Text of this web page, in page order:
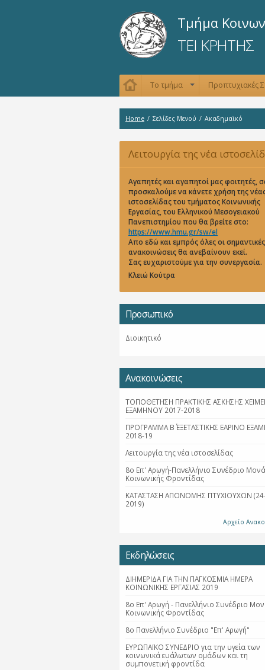
Τμήμα
ΤΕΙ ΚΡΗΤΗΣ
Το τμήμα Προπτυχιακές
Home / Σελίδες Μενού / Ακαδημαϊκό
Λειτουργία της νέα
Αγαπητές και αγαπητοί μας φοιτητές,
προσκαλούμε να κάνετε χρήση της
ιστοσελίδας του τμήματος Κοινωνικής
Εργασίας, του Ελληνικού Μεσογειακού
Πανεπιστημίου που θα βρείτε στο:
https://www.hmu.gr/sw/el
Απο εδώ και εμπρός όλες οι σημαντικές
ανακοινώσεις θα ανεβαίνουν εκεί.
Σας ευχαριστούμε για την συνεργασία.
Κλειώ Κούτρα
Προσωπικό
Διοικητικό
Ανακοινώσεις
ΤΟΠΟΘΕΤΗΣΗ ΠΡΑΚΤΙΚΗΣ ΑΣΚΗΣΗΣ
ΕΞΑΜΗΝΟΥ 2017-2018
ΠΡΟΓΡΑΜΜΑ Β΄ ΕΞΕΤΑΣΤΙΚΗΣ ΕΑΡΙΝΟ
2018-19
Λειτουργία της νέα ιστοσελίδας
8ο Επ' Αρωγή-Πανελλήνιο Συνέδριο
Κοινωνικής Φροντίδας
ΚΑΤΑΣΤΑΣΗ ΑΠΟΝΟΜΗΣ ΠΤΥΧΙΟΥΧΩΝ
2019)
Αρχείο
Εκδηλώσεις
ΔΙΗΜΕΡΙΔΑ ΓΙΑ ΤΗΝ ΠΑΓΚΟΣΜΙΑ ΗΜΕΡΑ
ΚΟΙΝΩΝΙΚΗΣ ΕΡΓΑΣΙΑΣ 2019
8ο Επ' Αρωγή - Πανελλήνιο Συνέδριο
Κοινωνικής Φροντίδας
8ο Πανελλήνιο Συνέδριο "Επ' Αρωγή"
ΕΥΡΩΠΑΪΚΟ ΣΥΝΕΔΡΙΟ για την υγεία των
κοινωνικά ευάλωτων ομάδων και τη
συμπονετική φροντίδα